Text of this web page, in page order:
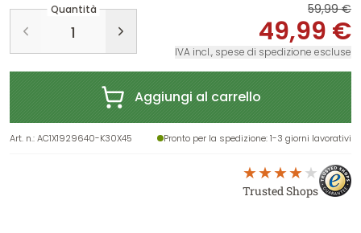
Quantità 59,99 €
49,99 €
IVA incl., spese di spedizione escluse
Aggiungi al carrello
Art. n.:AC1X1929640-K30X45 Pronto per la spedizione: 1-3 giorni lavorativi
Trusted Shops